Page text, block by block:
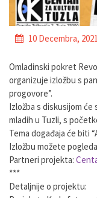
10 Decembra, 2021
Omladinski pokret
organizuje izložbu s
progovore”.
Izložba s diskusijom će
mladih u Tuzli, s
Tema događaja će biti
Izložbu možete
Partneri projekta:
***
Detaljnije o projektu: